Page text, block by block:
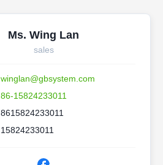
Ms. Wing Lan
sales
winglan@gbsystem.com
86-15824233011
8615824233011
15824233011